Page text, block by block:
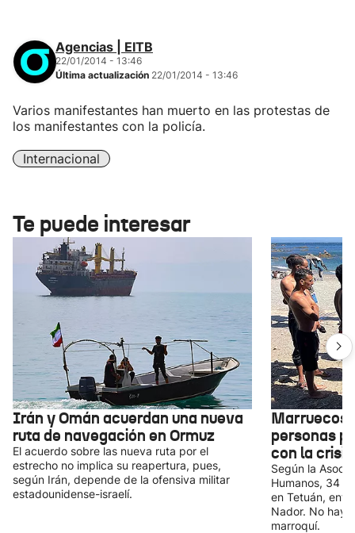
Agencias | EITB
22/01/2014 - 13:46
Última actualización 22/01/2014 - 13:46
Varios manifestantes han muerto en las protestas de
los manifestantes con la policía.
Internacional
Te puede interesar
Irán y Omán acuerdan una nueva
ruta de navegación en Ormuz
El acuerdo sobre las nueva ruta por el
estrecho no implica su reapertura, pues,
según Irán, depende de la ofensiva militar
estadounidense-israelí.
Marruecos
personas
con la
Según la
Humanos, 34
en Tetuán,
Nador. No hay
marroquí.